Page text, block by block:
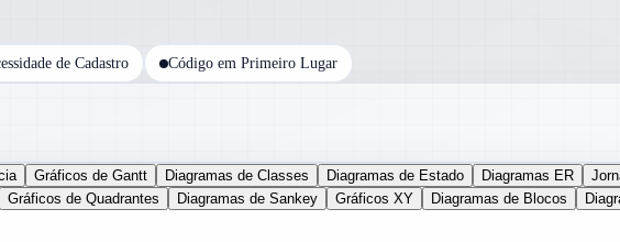
de Cadastro Código em Primeiro Lugar
Gráficos de Gantt Diagramas de Classes Diagramas de Estado Diagramas ER
Gráficos de Quadrantes Diagramas de Sankey Gráficos XY Diagramas de Blocos